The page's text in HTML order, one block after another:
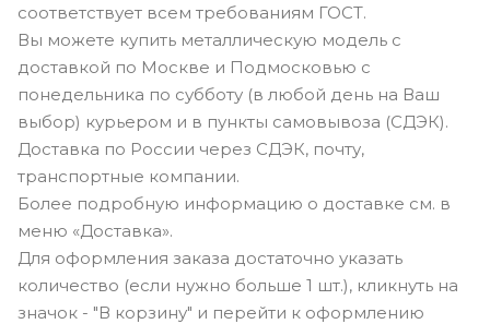
соответствует всем требованиям ГОСТ.
Вы можете купить металлическую модель с
доставкой по Москве и Подмосковью с
понедельника по субботу (в любой день на Ваш
выбор) курьером и в пункты самовывоза (СДЭК).
Доставка по России через СДЭК, почту,
транспортные компании.
Более подробную информацию о доставке см. в
меню «Доставка».
Для оформления заказа достаточно указать
количество (если нужно больше 1 шт.), кликнуть на
значок - "В корзину" и перейти к оформлению